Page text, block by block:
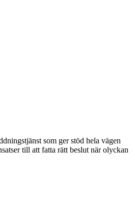
som ger stöd hela vägen
till att fatta rätt beslut när olyckan